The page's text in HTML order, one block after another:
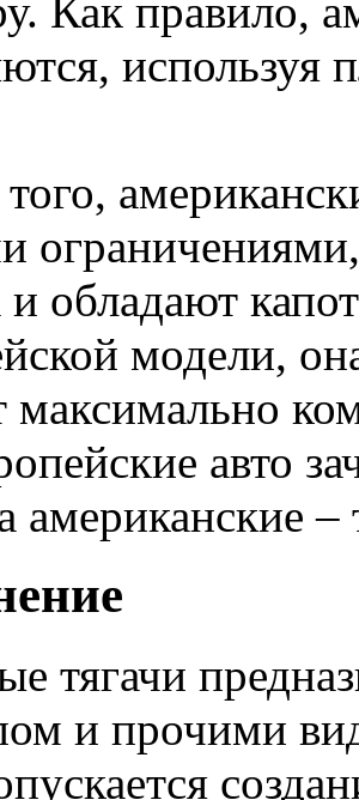
Как правило,
используя
и обладают
модели,
максимально
авто
американские
тягачи
и прочими